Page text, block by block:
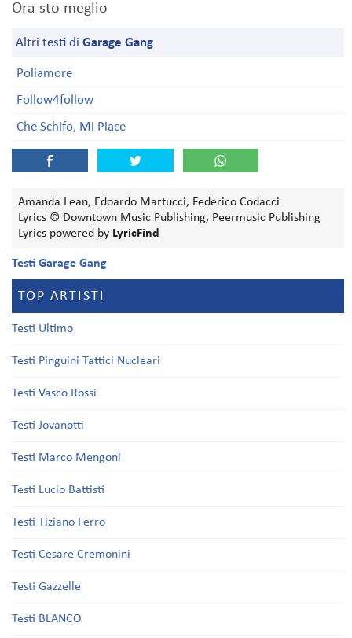
Ora sto meglio
Altri testi di Garage Gang
Poliamore
Follow4follow
Che Schifo, Mi Piace
Amanda Lean, Edoardo Martucci, Federico Codacci
Lyrics © Downtown Music Publishing, Peermusic Publishing
Lyrics powered by LyricFind
Testi Garage Gang
TOP ARTISTI
Testi Ultimo
Testi Pinguini Tattici Nucleari
Testi Vasco Rossi
Testi Jovanotti
Testi Marco Mengoni
Testi Lucio Battisti
Testi Tiziano Ferro
Testi Cesare Cremonini
Testi Gazzelle
Testi BLANCO